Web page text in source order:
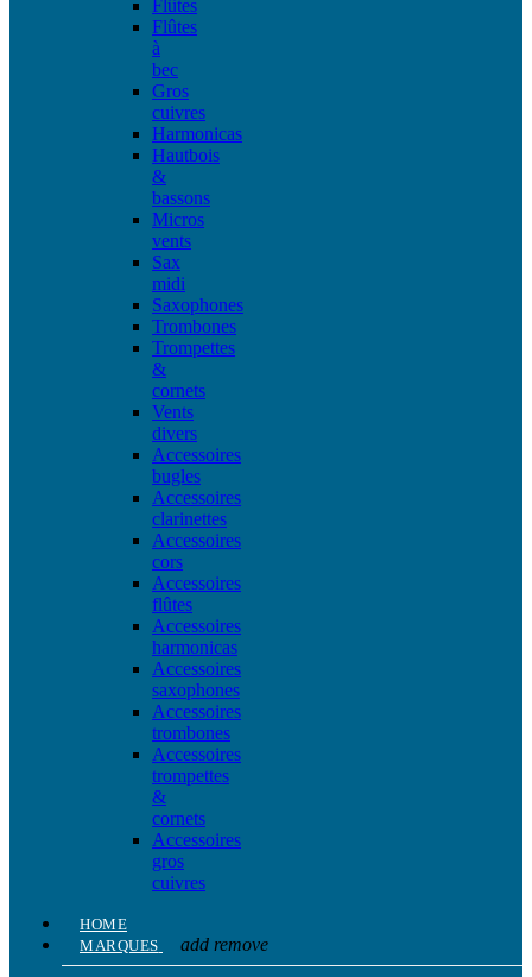
Flûtes
Flûtes
à
bec
Gros
cuivres
Harmonicas
Hautbois
&
bassons
Micros
vents
Sax
midi
Saxophones
Trombones
Trompettes
&
cornets
Vents
divers
Accessoires
bugles
Accessoires
clarinettes
Accessoires
cors
Accessoires
flûtes
Accessoires
harmonicas
Accessoires
saxophones
Accessoires
trombones
Accessoires
trompettes
&
cornets
Accessoires
gros
cuivres
HOME
MARQUES
add remove